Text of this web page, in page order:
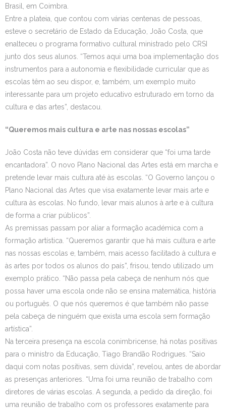
Contactos
Brasil, em Coimbra.
Entre a plateia, que contou com várias centenas de pessoas,
esteve o secretário de Estado da Educação, João Costa, que
enalteceu o programa formativo cultural ministrado pelo CRSI
junto dos seus alunos. “Temos aqui uma boa implementação dos
instrumentos para a autonomia e flexibilidade curricular que as
escolas têm ao seu dispor, e, também, um exemplo muito
interessante para um projeto educativo estruturado em torno da
cultura e das artes”, destacou.
“Queremos mais cultura e arte nas nossas escolas”
João Costa não teve dúvidas em considerar que “foi uma tarde
encantadora”. O novo Plano Nacional das Artes está em marcha e
pretende levar mais cultura até às escolas. “O Governo lançou o
Plano Nacional das Artes que visa exatamente levar mais arte e
cultura às escolas. No fundo, levar mais alunos à arte e à cultura
de forma a criar públicos”.
As premissas passam por aliar a formação académica com a
formação artística. “Queremos garantir que há mais cultura e arte
nas nossas escolas e, também, mais acesso facilitado à cultura e
às artes por todos os alunos do país”, frisou, tendo utilizado um
exemplo prático. “Não passa pela cabeça de nenhum nós que
possa haver uma escola onde não se ensina matemática, história
ou português. O que nós queremos é que também não passe
pela cabeça de ninguém que exista uma escola sem formação
artística”.
Na terceira presença na escola conimbricense, há notas positivas
para o ministro da Educação, Tiago Brandão Rodrigues. “Saio
daqui com notas positivas, sem dúvida”, revelou, antes de abordar
as presenças anteriores. “Uma foi uma reunião de trabalho com
diretores de várias escolas. A segunda, a pedido da direção, foi
uma reunião de trabalho com os professores exatamente para